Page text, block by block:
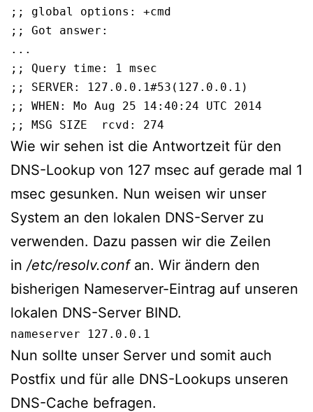
;; global options: +cmd
;; Got answer:
...
;; Query time: 1 msec
;; SERVER: 127.0.0.1#53(127.0.0.1)
;; WHEN: Mo Aug 25 14:40:24 UTC 2014
;; MSG SIZE  rcvd: 274
Wie wir sehen ist die Antwortzeit für den
DNS-Lookup von 127 msec auf gerade mal 1
msec gesunken. Nun weisen wir unser
System an den lokalen DNS-Server zu
verwenden. Dazu passen wir die Zeilen
in /etc/resolv.confan. Wir ändern den
bisherigen Nameserver-Eintrag auf unseren
lokalen DNS-Server BIND.
nameserver 127.0.0.1
Nun sollte unser Server und somit auch
Postfix und für alle DNS-Lookups unseren
DNS-Cache befragen.